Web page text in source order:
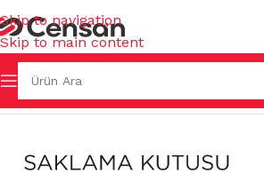
Skip to navigation
Skip to main content
EŞYALARI SAKLAMA KUTULARI &